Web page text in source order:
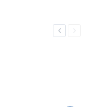
PreviousNext